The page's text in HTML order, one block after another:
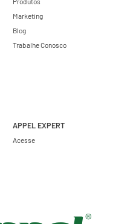
Marketing
Blog
Trabalhe Conosco
APPEL EXPERT
Acesse